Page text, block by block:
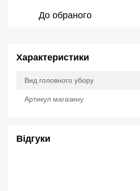
До обраного
Характеристики
Вид головного убору
Артикул магазину
Відгуки